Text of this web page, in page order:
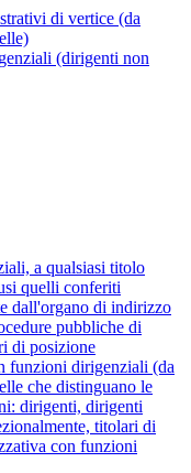
di vertice (da
(dirigenti non
a qualsiasi titolo
quelli conferiti
dall'organo di indirizzo
pubbliche di
di posizione
funzioni dirigenziali (da
che distinguano le
dirigenti, dirigenti
titolari di
con funzioni